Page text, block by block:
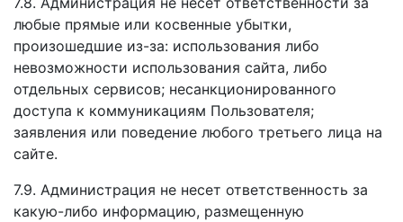
любые прямые или косвенные убытки,
произошедшие из-за: использования либо
невозможности использования сайта, либо
отдельных сервисов; несанкционированного
доступа к коммуникациям Пользователя;
заявления или поведение любого третьего лица на
сайте.
7.9. Администрация не несет ответственность за
какую-либо информацию, размещенную